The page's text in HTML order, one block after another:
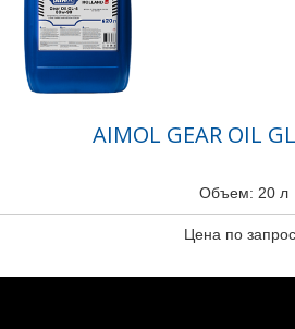
AIMOL GEAR OIL
Объем: 20 л
Цена по